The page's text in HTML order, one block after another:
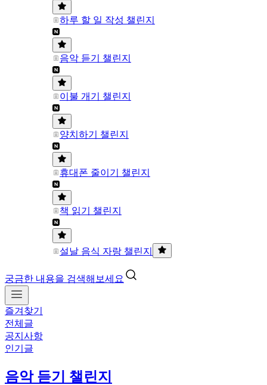
하루 할 일 작성 챌린지
음악 듣기 챌린지
이불 개기 챌린지
양치하기 챌린지
휴대폰 줄이기 챌린지
책 읽기 챌린지
설날 음식 자랑 챌린지
궁금한 내용을 검색해보세요
즐겨찾기
전체글
공지사항
인기글
음악 듣기 챌린지